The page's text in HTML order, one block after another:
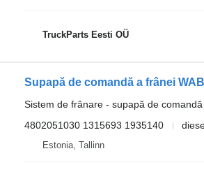
TruckParts Eesti OÜ
Sistem de frânare - supapă de
4802051030 1315693 1935140
Estonia, Tallinn